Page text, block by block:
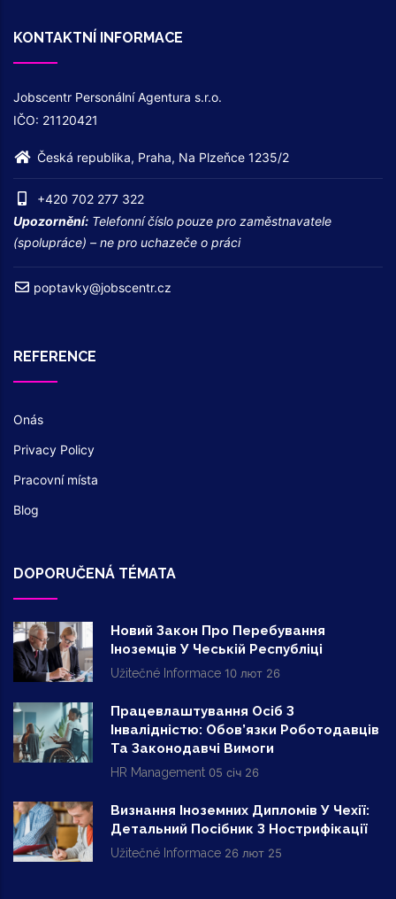
KONTAKTNÍ INFORMACE
Jobscentr Personální Agentura s.r.o.
IČO: 21120421
Česká republika, Praha, Na Plzeňce 1235/2
+420 702 277 322
Upozornění: Telefonní číslo pouze pro zaměstnavatele
(spolupráce) – ne pro uchazeče o práci
poptavky@jobscentr.cz
REFERENCE
Onás
Privacy Policy
Pracovní místa
Blog
DOPORUČENÁ TÉMATA
Новий Закон Про Перебування
Іноземців У Чеській Республіці
Užitečné Informace 10 лют 26
Працевлаштування Осіб З
Інвалідністю: Обов’язки Роботодавців
Та Законодавчі Вимоги
HR Management 05 січ 26
Визнання Іноземних Дипломів У Чехії:
Детальний Посібник З Нострифікації
Užitečné Informace 26 лют 25